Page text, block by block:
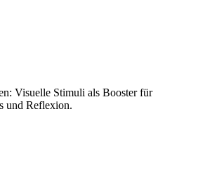
Visuelle Stimuli als Booster für
und Reflexion.